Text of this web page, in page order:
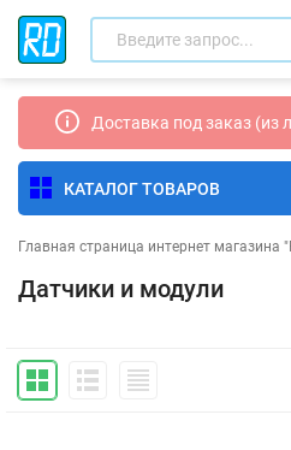
Доставка под заказ (из
КАТАЛОГ ТОВАРОВ
Главная страница интернет магазина
Датчики и модули